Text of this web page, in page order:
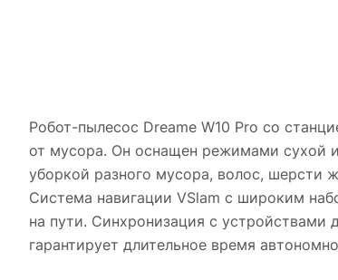
Робот-пылесос Dreame W10 Pro со
от мусора. Он оснащен режимами сухой
уборкой разного мусора, волос, шерсти
Система навигации VSlam с широким
на пути. Синхронизация с устройствами
гарантирует длительное время